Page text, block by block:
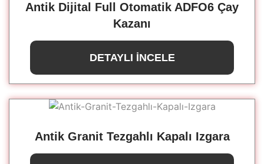
Antik Dijital Full Otomatik ADFO6 Çay
Kazanı
DETAYLI İNCELE
Antik Granit Tezgahlı Kapalı Izgara